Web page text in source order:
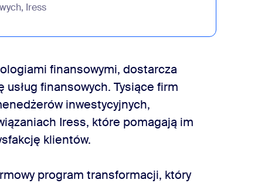
Iress
finansowymi, dostarcza
finansowych. Tysiące firm
inwestycyjnych,
Iress, które pomagają im
klientów.
program transformacji, który